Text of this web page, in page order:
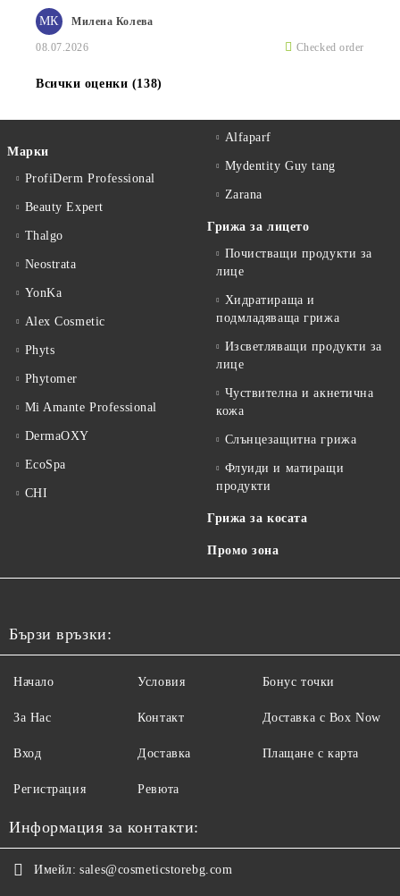
МК Милена Колева
08.07.2026 Checked order
Всички оценки (138)
Марки
ProfiDerm Professional
Beauty Expert
Thalgo
Neostrata
YonKa
Alex Cosmetic
Phyts
Phytomer
Mi Amante Professional
DermaOXY
EcoSpa
CHI
Alfaparf
Mydentity Guy tang
Zarana
Грижа за лицето
Почистващи продукти за
лице
Хидратираща и
подмладяваща грижа
Изсветляващи продукти за
лице
Чуствителна и акнетична
кожа
Слънцезащитна грижа
Флуиди и матиращи
продукти
Грижа за косата
Промо зона
Бързи връзки:
Начало
За Нас
Вход
Регистрация
Условия
Контакт
Доставка
Ревюта
Бонус точки
Доставка с Box Now
Плащане с карта
Информация за контакти:
Имейл: sales@cosmeticstorebg.com